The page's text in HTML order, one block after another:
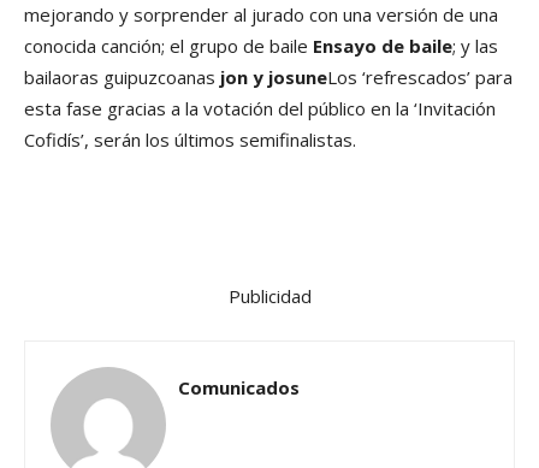
mejorando y sorprender al jurado con una versión de una
conocida canción; el grupo de baile Ensayo de baile; y las
bailaoras guipuzcoanas jon y josuneLos ‘refrescados’ para
esta fase gracias a la votación del público en la ‘Invitación
Cofidís’, serán los últimos semifinalistas.
Publicidad
Comunicados